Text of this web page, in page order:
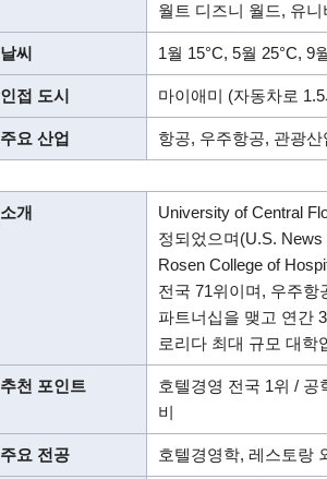
월트 디즈니 월드, 유
날씨 1월 15°C, 5월 25°C, 9
인접 도시 마이애미 (자동차로
주요 산업 항공, 우주항공, 관광
소개
University of Central
정되었으며(U.S.
Rosen College of
전국 71위이며, 우주항
파트너십을 맺고 연간
로리다 최대 규모 대학
추천 포인트
호텔경영 전국 1위 / 공
비
주요 전공 호텔경영학, 레스토랑